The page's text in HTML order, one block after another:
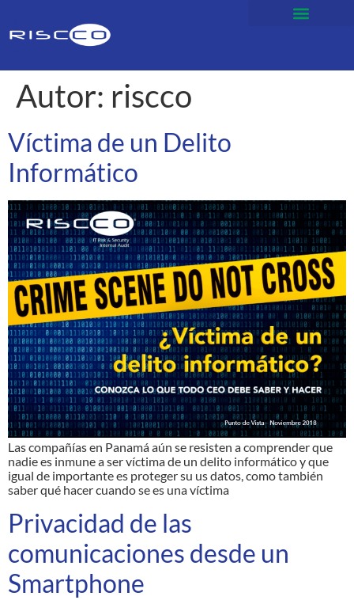
Autor: riscco
Víctima de un Delito
Informático
Las compañías en Panamá aún se resisten a comprender que
nadie es inmune a ser víctima de un delito informático y que
igual de importante es proteger su us datos, como también
saber qué hacer cuando se es una víctima
Privacidad de las
comunicaciones desde un
Smartphone